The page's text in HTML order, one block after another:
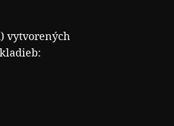
vytvorených